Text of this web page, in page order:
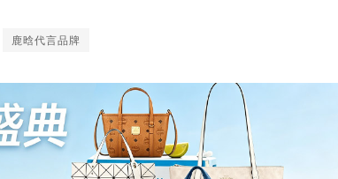
鹿晗代言品牌